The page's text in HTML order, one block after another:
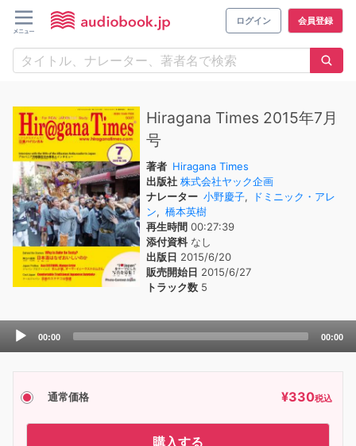
ログイン 会員登録
Hiragana Times 2015年7月
号
著者 Hiragana Times
出版社 株式会社ヤック企画
ナレーター 小野慶子,
ドミニック・アレ
ン, 橋本英樹
再生時間 00:27:39
添付資料なし
出版日 2015/6/20
販売開始日 2015/6/27
トラック数 5
Audio
00:00 00:00
通常価格 ¥330税込
購入する